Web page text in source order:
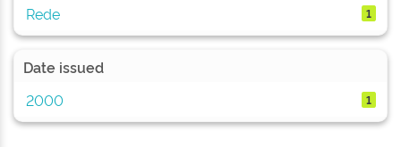
Rede 1
Date issued
2000
1